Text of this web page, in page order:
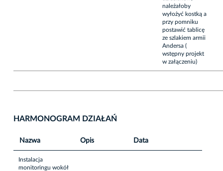
należałoby
wyłożyć kostką a
przy pomniku
postawić tablicę
ze szlakiem armii
Andersa (
wstępny projekt
w załączeniu)
HARMONOGRAM DZIAŁAŃ
Nazwa Opis Data
Instalacja
monitoringu wokół